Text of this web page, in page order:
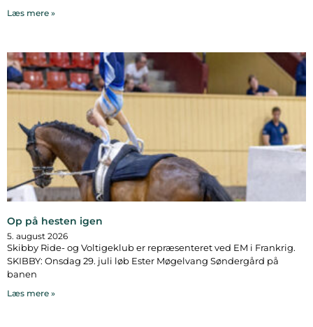
Læs mere »
Op på hesten igen
5. august 2026
Skibby Ride- og Voltigeklub er repræsenteret ved EM i Frankrig.
SKIBBY: Onsdag 29. juli løb Ester Møgelvang Søndergård på
banen
Læs mere »